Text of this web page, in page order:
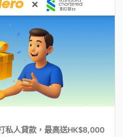
私人貸款，最高送HK$8,000